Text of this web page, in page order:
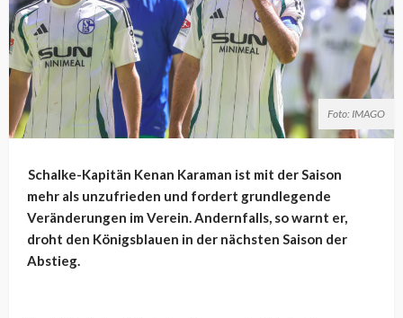
Foto: IMAGO
Schalke-Kapitän Kenan Karaman ist mit der Saison
mehr als unzufrieden und fordert grundlegende
Veränderungen im Verein. Andernfalls, so warnt er,
droht den Königsblauen in der nächsten Saison der
Abstieg.